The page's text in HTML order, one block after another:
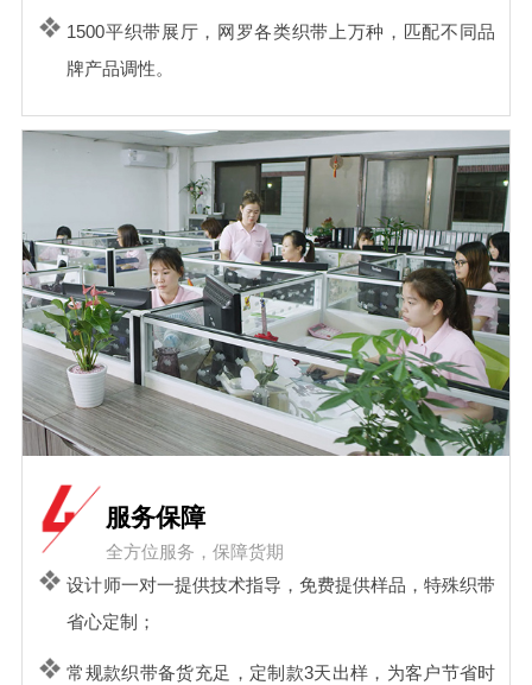
1500平织带展厅，网罗各类织带上万种，匹配不同品
牌产品调性。
服务保障
全方位服务，保障货期
设计师一对一提供技术指导，免费提供样品，特殊织带
省心定制；
常规款织带备货充足，定制款3天出样，为客户节省时